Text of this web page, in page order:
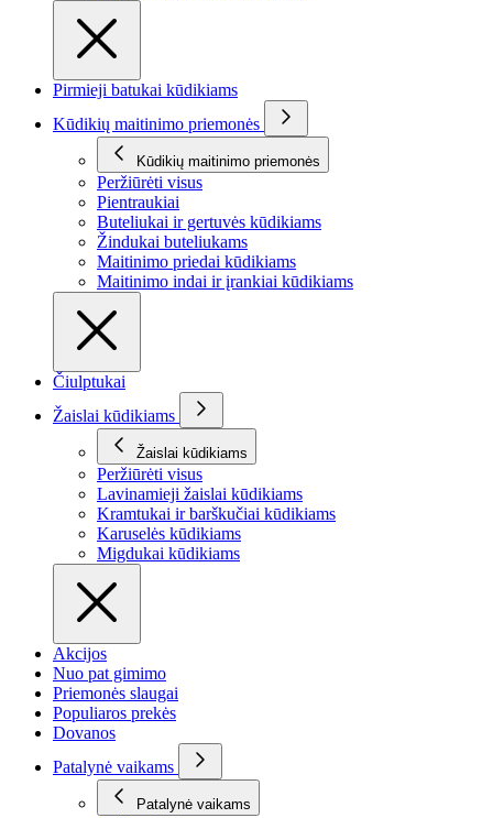
Pirmieji batukai kūdikiams
Kūdikių maitinimo priemonės
Kūdikių maitinimo priemonės
Peržiūrėti visus
Pientraukiai
Buteliukai ir gertuvės kūdikiams
Žindukai buteliukams
Maitinimo priedai kūdikiams
Maitinimo indai ir įrankiai kūdikiams
Čiulptukai
Žaislai kūdikiams
Žaislai kūdikiams
Peržiūrėti visus
Lavinamieji žaislai kūdikiams
Kramtukai ir barškučiai kūdikiams
Karuselės kūdikiams
Migdukai kūdikiams
Akcijos
Nuo pat gimimo
Priemonės slaugai
Populiaros prekės
Dovanos
Patalynė vaikams
Patalynė vaikams